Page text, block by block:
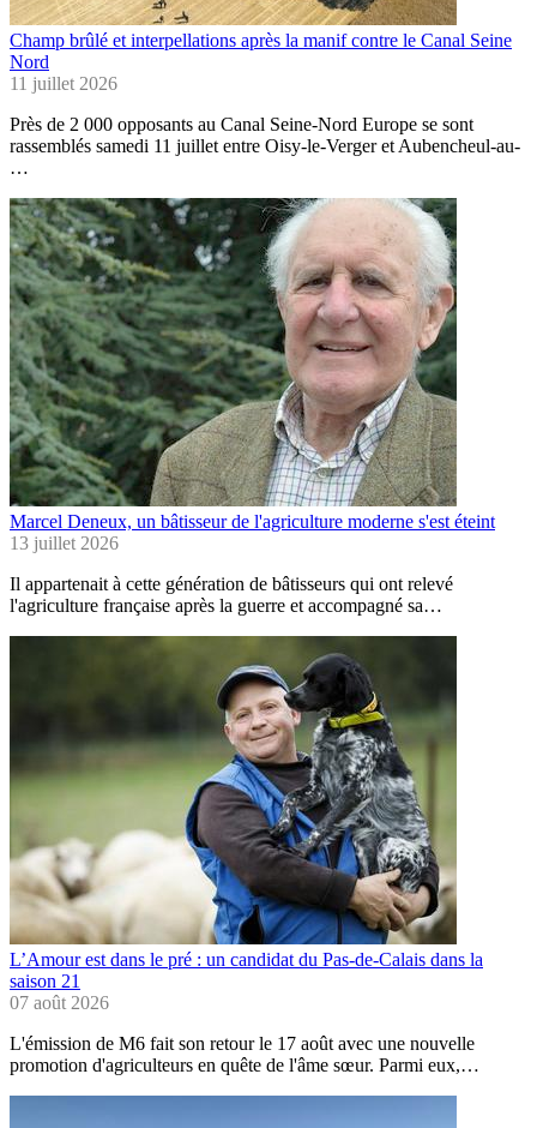
Champ brûlé et interpellations après la manif contre le Canal Seine
Nord
11 juillet 2026
Près de 2 000 opposants au Canal Seine-Nord Europe se sont
rassemblés samedi 11 juillet entre Oisy-le-Verger et Aubencheul-au-
…
Marcel Deneux, un bâtisseur de l'agriculture moderne s'est éteint
13 juillet 2026
Il appartenait à cette génération de bâtisseurs qui ont relevé
l'agriculture française après la guerre et accompagné sa…
L’Amour est dans le pré : un candidat du Pas-de-Calais dans la
saison 21
07 août 2026
L'émission de M6 fait son retour le 17 août avec une nouvelle
promotion d'agriculteurs en quête de l'âme sœur. Parmi eux,…